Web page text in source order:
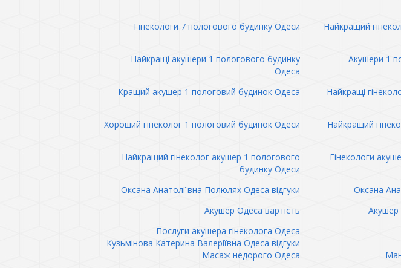
Гінекологи 7 пологового будинку Одеси
Найкращий
Найкращі акушери 1 пологового будинку
Одеса
Акушери 1
Кращий акушер 1 пологовий будинок Одеса
Найкращі
Хороший гінеколог 1 пологовий будинок Одеси
Найкращий
Найкращий гінеколог акушер 1 пологового
будинку Одеси
Гінекологи
Оксана Анатоліївна Полюлях Одеса відгуки Оксана
Акушер Одеса вартість
Акушер
Послуги акушера гінеколога Одеса
Кузьмінова Катерина Валеріївна Одеса відгуки
Масаж недорого Одеса